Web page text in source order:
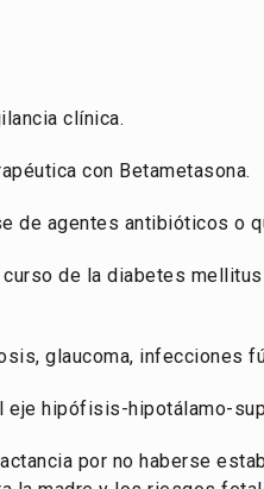
clínica.
con Betametasona.
de agentes antibióticos o
de la diabetes
glaucoma, infecciones
hipófisis-hipotálamo-
por no haberse